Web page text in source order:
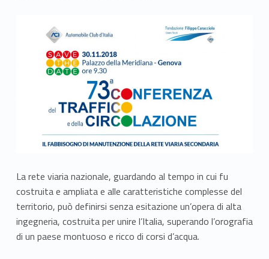
La rete viaria nazionale, guardando al tempo in cui fu
costruita e ampliata e alle caratteristiche complesse del
territorio, può definirsi senza esitazione un’opera di alta
ingegneria, costruita per unire l’Italia, superando l’orografia
di un paese montuoso e ricco di corsi d’acqua.